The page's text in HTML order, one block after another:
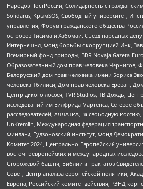
Народов ПостРоссии, Солидарность с
Solidarus, КрымSOS, Свободный университет,
управления, Форум гражданского общества
островов Тисима и Хабомаи, Съезд народных
Интернешнл, Фонд борьбы с коррупцией Инк,
Всемирный фонд природы, BDR Novaja Gazeta-
Образовательный дом прав человека Чернигов,
Белорусский дом прав человека имени Бориса
человека Тбилиси, Дом прав человека Ереван,
Центр дикого лосося, TVR Studios, ТВ Дождь,
исследований им Вилфрида Мартенса, Сетевое
расследователей, АЛЛАТРА, За свободную Россию,
UnKremlin, Международная федерация
Финланд, Гудзоновский институт, Фонд
Комитет-2024, Центрально-Европейский
восточноевропейских и международных
Сторожевой башни, Библии и трактатов
Совет, Центр анализа европейской политики,
Европа, Российский комитет действия, РЭНД